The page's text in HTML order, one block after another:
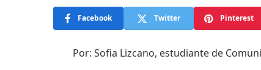
Facebook Twitter Pinterest
Por: Sofia Lizcano, estudiante de